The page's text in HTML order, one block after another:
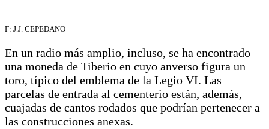
F: J.J. CEPEDANO
En un radio más amplio, incluso, se ha encontrado
una moneda de Tiberio en cuyo anverso figura un
toro, típico del emblema de la Legio VI. Las
parcelas de entrada al cementerio están, además,
cuajadas de cantos rodados que podrían pertenecer a
las construcciones anexas.